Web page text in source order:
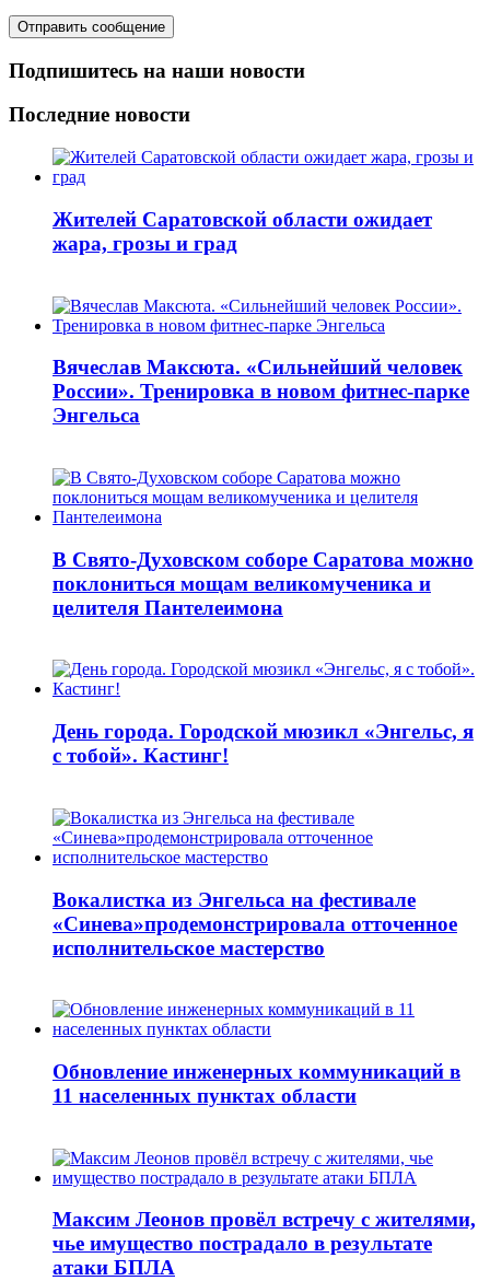
Подпишитесь на наши новости
Последние новости
Жителей Саратовской области ожидает
жара, грозы и град
Вячеслав Максюта. «Сильнейший человек
России». Тренировка в новом фитнес-парке
Энгельса
В Свято-Духовском соборе Саратова можно
поклониться мощам великомученика и
целителя Пантелеимона
День города. Городской мюзикл «Энгельс, я
с тобой». Кастинг!
Вокалистка из Энгельса на фестивале
«Синева»продемонстрировала отточенное
исполнительское мастерство
Обновление инженерных коммуникаций в
11 населенных пунктах области
Максим Леонов провёл встречу с жителями,
чье имущество пострадало в результате
атаки БПЛА